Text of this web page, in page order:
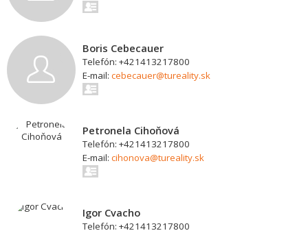
Boris Cebecauer
Telefón: +421413217800
E-mail: cebecauer@tureality.sk
Petronela Cihoňová
Telefón: +421413217800
E-mail: cihonova@tureality.sk
Igor Cvacho
Telefón: +421413217800